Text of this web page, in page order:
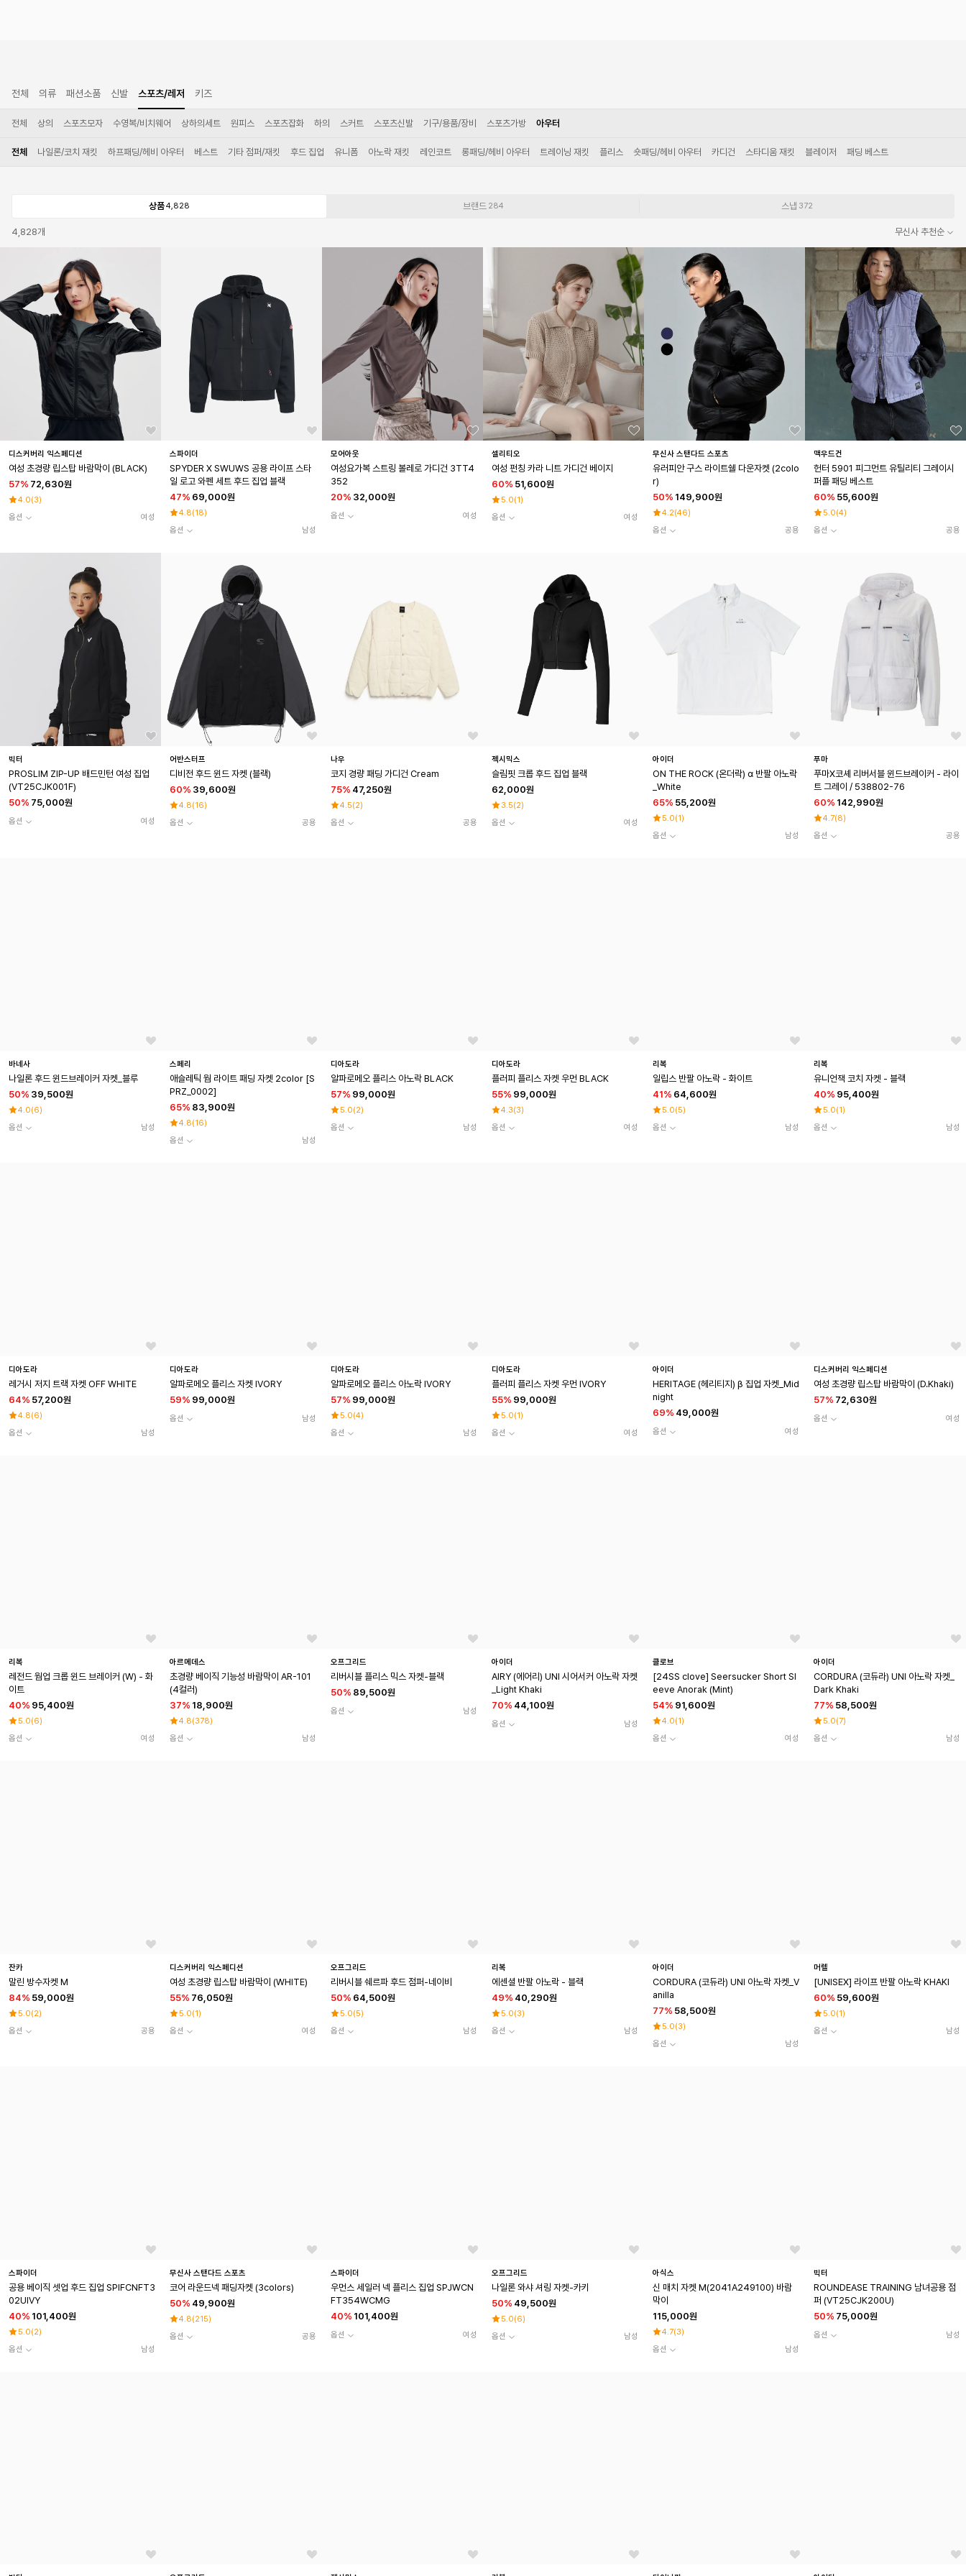
전체 의류 패션소품 신발 스포츠/레저 키즈
전체 상의 스포츠모자 수영복/비치웨어 상하의세트 원피스 스포츠잡화 하의 스커트 스포츠신발 기구/용품/장비 스포츠가방 아우터
전체 나일론/코치 재킷 하프패딩/헤비 아우터 베스트 기타 점퍼/재킷 후드 집업 유니폼 아노락 재킷 레인코트 롱패딩/헤비 아우터 트레이닝 재킷 플리스 숏패딩/헤비 아우터 카디건 스타디움 재킷 블레이저 패딩 베스트
상품4,828 브랜드 284 스냅 372
4,828개 무신사 추천순
디스커버리 익스페디션
여성 초경량 립스탑 바람막이 (BLACK)
57% 72,630원
4.0(3)
옵션
여성
스파이더
SPYDER X SWUWS 공용 라이프 스타
일 로고 와펜 세트 후드 집업 블랙
47% 69,000원
4.8(18)
옵션
남성
모어아웃
여성요가복 스트링 볼레로 가디건 3TT4
352
20% 32,000원
옵션 여성
셀리티오
여성 펀칭 카라 니트 가디건 베이지
60% 51,600원
5.0(1)
옵션
여성
무신사 스탠다드 스포츠
유러피안 구스 라이트쉘 다운자켓 (2colo
r)
50% 149,900원
4.2(46)
옵션
공용
맥우드건
헌터 5901 피그먼트 유틸리티 그레이시
퍼플 패딩 베스트
60% 55,600원
5.0(4)
옵션
공용
빅터
PROSLIM ZIP-UP 배드민턴 여성 집업
(VT25CJK001F)
50% 75,000원
옵션 여성
어반스터프
디비전 후드 윈드 자켓 (블랙)
60% 39,600원
4.8(16)
옵션
공용
나우
코지 경량 패딩 가디건 Cream
75% 47,250원
4.5(2)
옵션
공용
젝시믹스
슬림핏 크롭 후드 집업 블랙
62,000원
3.5(2)
옵션
여성
아이더
ON THE ROCK (온더락) α 반팔 아노락
_White
65% 55,200원
5.0(1)
옵션
남성
푸마
푸마Ⅹ코셰 리버서블 윈드브레이커 - 라이
트 그레이 / 538802-76
60% 142,990원
4.7(8)
옵션
공용
바네사
나일론 후드 윈드브레이커 자켓_블루
50% 39,500원
4.0(6)
옵션
남성
스페리
애슬레틱 웜 라이트 패딩 자켓 2color [S
PRZ_0002]
65% 83,900원
4.8(16)
옵션
남성
디아도라
알파로메오 플리스 아노락 BLACK
57% 99,000원
5.0(2)
옵션
남성
디아도라
플러피 플리스 자켓 우먼 BLACK
55% 99,000원
4.3(3)
옵션
여성
리복
일립스 반팔 아노락 - 화이트
41% 64,600원
5.0(5)
옵션
남성
리복
유니언잭 코치 자켓 - 블랙
40% 95,400원
5.0(1 )
옵션
남성
디아도라
레거시 저지 트랙 자켓 OFF WHITE
64% 57,200원
4.8(6)
옵션
남성
디아도라
알파로메오 플리스 자켓 IVORY
59% 99,000원
옵션 남성
디아도라
알파로메오 플리스 아노락 IVORY
57% 99,000원
5.0(4)
옵션
남성
디아도라
플러피 플리스 자켓 우먼 IVORY
55% 99,000원
5.0(1 )
옵션
여성
아이더
HERITAGE (헤리티지) β 집업 자켓_Mid
night
69% 49,000원
옵션 여성
디스커버리 익스페디션
여성 초경량 립스탑 바람막이 (D.Khaki)
57% 72,630원
옵션 여성
리복
레전드 웜업 크롭 윈드 브레이커 (W) - 화
이트
40% 95,400원
5.0(6)
옵션
여성
아르메데스
초경량 베이직 기능성 바람막이 AR-101
(4컬러)
37% 18,900원
4.8(378)
옵션
남성
오프그리드
리버시블 플리스 믹스 자켓-블랙
50% 89,500원
옵션 남성
아이더
AIRY (에어리) UNI 시어서커 아노락 자켓
_Light Khaki
70% 44,100원
옵션 남성
클로브
[24SS clove] Seersucker Short Sl
eeve Anorak (Mint)
54% 91,600원
4.0(1)
옵션
여성
아이더
CORDURA (코듀라) UNI 아노락 자켓_
Dark Khaki
77% 58,500원
5.0(7)
옵션
남성
잔카
말린 방수자켓 M
84% 59,000원
5.0(2)
옵션
공용
디스커버리 익스페디션
여성 초경량 립스탑 바람막이 (WHITE)
55% 76,050원
5.0(1)
옵션
여성
오프그리드
리버시블 쉐르파 후드 점퍼-네이비
50% 64,500원
5.0(5)
옵션
남성
리복
에센셜 반팔 아노락 - 블랙
49% 40,290원
5.0(3)
옵션
남성
아이더
CORDURA (코듀라) UNI 아노락 자켓_V
anilla
77% 58,500원
5.0(3)
옵션
남성
머렐
[UNISEX] 라이프 반팔 아노락 KHAKI
60% 59,600원
5.0(1)
옵션
남성
스파이더
공용 베이직 셋업 후드 집업 SPIFCNFT3
02UIVY
40% 101,400원
5.0(2)
옵션
남성
무신사 스탠다드 스포츠
코어 라운드넥 패딩자켓 (3colors)
50% 49,900원
4.8(215)
옵션
공용
스파이더
우먼스 세일러 넥 플리스 집업 SPJWCN
FT354WCMG
40% 101,400원
옵션 여성
오프그리드
나일론 와샤 셔링 자켓-카키
50% 49,500원
5.0(6)
옵션
남성
아식스
신 매치 자켓 M(2041A249100) 바람
막이
115,000원
4.7(3)
옵션
남성
빅터
ROUNDEASE TRAINING 남녀공용 점
퍼 (VT25CJK200U)
50% 75,000원
옵션 남성